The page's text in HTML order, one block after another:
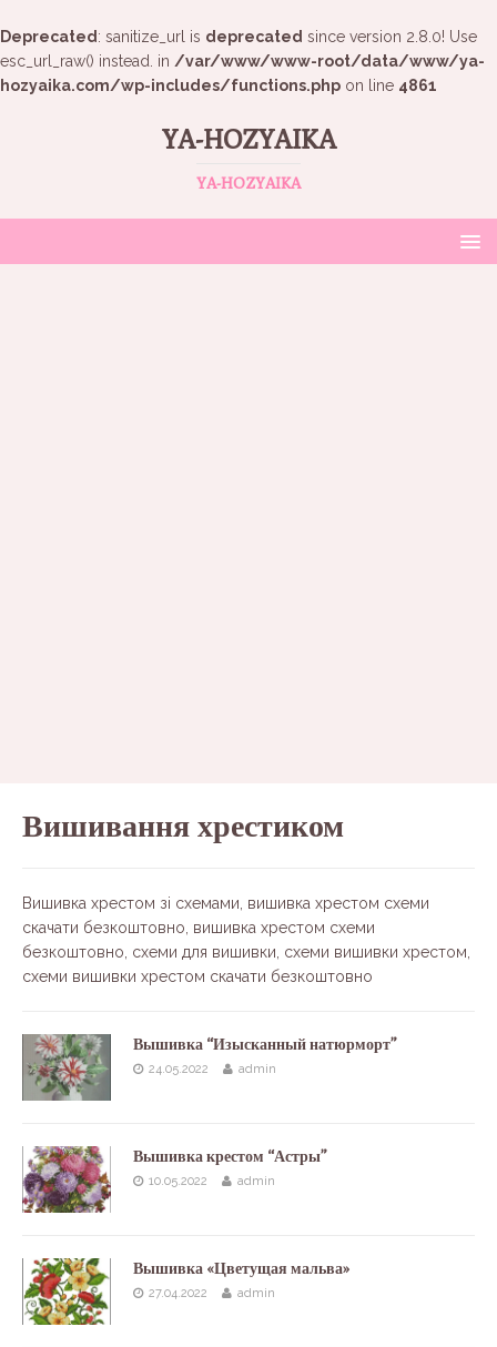
Deprecated : sanitize_url is deprecated since version 2.8.0! Use
esc_url_raw() instead. in /var/www/www-root/data/www/ya-
hozyaika.com/wp-includes/functions.php on line 4861
YA-HOZYAIKA
YA-HOZYAIKA
Вишивання хрестиком
Вишивка хрестом зі схемами, вишивка хрестом схеми
скачати безкоштовно, вишивка хрестом схеми
безкоштовно, схеми для вишивки, схеми вишивки хрестом,
схеми вишивки хрестом скачати безкоштовно
Вышивка “Изысканный натюрморт”
24.05.2022 admin
Вышивка крестом “Астры”
10.05.2022 admin
Вышивка «Цветущая мальва»
27.04.2022 admin